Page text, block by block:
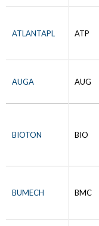
ATLANTAPL ATP
AUGA AUG
BIOTON BIO
BUMECH BMC